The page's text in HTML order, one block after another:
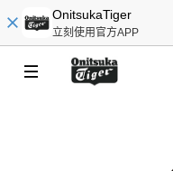
OnitsukaTiger
立刻使用官方APP